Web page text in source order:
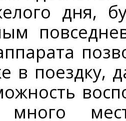
дня,
в поездку,
много